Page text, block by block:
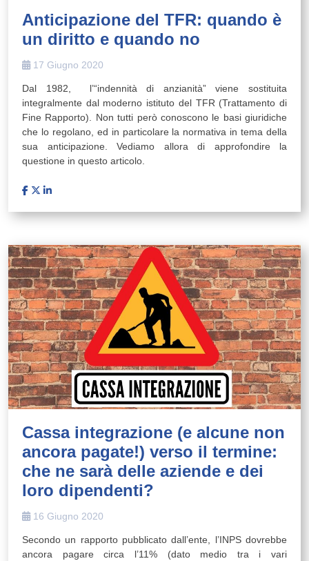
Anticipazione del TFR: quando è
un diritto e quando no
17 Giugno 2020
Dal 1982, l’“indennità di anzianità” viene sostituita
integralmente dal moderno istituto del TFR (Trattamento di
Fine Rapporto). Non tutti però conoscono le basi giuridiche
che lo regolano, ed in particolare la normativa in tema della
sua anticipazione. Vediamo allora di approfondire la
questione in questo articolo.
Cassa integrazione (e alcune non
ancora pagate!) verso il termine:
che ne sarà delle aziende e dei
loro dipendenti?
16 Giugno 2020
Secondo un rapporto pubblicato dall’ente, l’INPS dovrebbe
ancora pagare circa l’11% (dato medio tra i vari